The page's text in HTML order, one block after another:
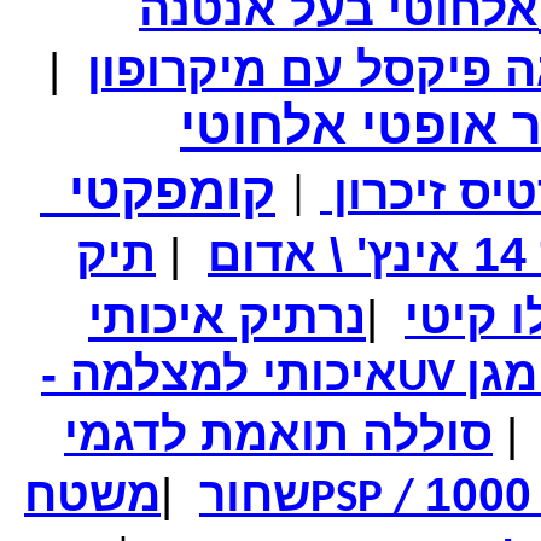
₪250.00 מחיר שוק
₪139.00 המחיר שלך
מתאם שלט PS/PS2 למחשב בחיבור USB
₪90.00 מחיר שוק
₪64.00 המחיר שלך
₪69.00 המחיר כולל משלוח :
סיגריה אלקטרונית - לגמילה מעישון באריזה מהודרת
|
אופטי אלחוטי
קומפקטי
זיכרון
| תיק
|נרתיק איכותי
UVאיכותי למצלמה -
| סוללה תואמת לדגמי
PSP /שחור |משטח